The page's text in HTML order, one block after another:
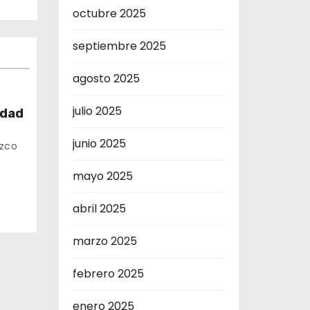
octubre 2025
septiembre 2025
agosto 2025
julio 2025
junio 2025
mayo 2025
abril 2025
marzo 2025
febrero 2025
enero 2025